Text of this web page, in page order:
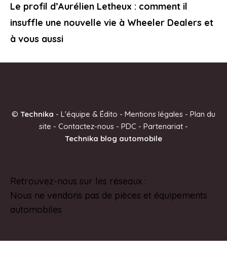
Le profil d’Aurélien Letheux : comment il
insuffle une nouvelle vie à Wheeler Dealers et
à vous aussi
© Technika - L'équipe & Édito - Mentions légales - Plan du
site - Contactez-nous - PDC - Partenariat -
Technika blog automobile
Retrouvez-nous sur les réseaux :
Nous ne vendons pas de pièces et équipements
automobiles